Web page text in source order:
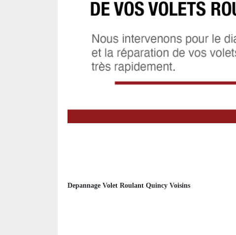
Depannage Volet Roulant Quincy Voisins